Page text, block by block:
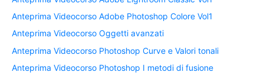
Anteprima Videocorso Adobe Photoshop Colore Vol1
Anteprima Videocorso Oggetti avanzati
Anteprima Videocorso Photoshop Curve e Valori tonali
Anteprima Videocorso Photoshop I metodi di fusione